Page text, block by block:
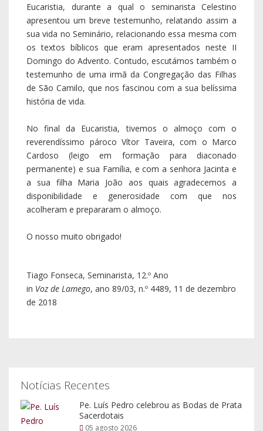
Eucaristia, durante a qual o seminarista Celestino
apresentou um breve testemunho, relatando assim a
sua vida no Seminário, relacionando essa mesma com
os textos bíblicos que eram apresentados neste II
Domingo do Advento. Contudo, escutámos também o
testemunho de uma irmã da Congregação das Filhas
de São Camilo, que nos fascinou com a sua belíssima
história de vida.
No final da Eucaristia, tivemos o almoço com o
reverendíssimo pároco Vítor Taveira, com o Marco
Cardoso (leigo em formação para diaconado
permanente) e sua Família, e com a senhora Jacinta e
a sua filha Maria João aos quais agradecemos a
disponibilidade e generosidade com que nos
acolheram e prepararam o almoço.
O nosso muito obrigado!
Tiago Fonseca, Seminarista, 12.º Ano
in Voz de Lamego, ano 89/03, n.º 4489, 11 de dezembro
de 2018
Notícias Recentes
Pe. Luís Pedro celebrou as Bodas de Prata
Sacerdotais
05 agosto 2026